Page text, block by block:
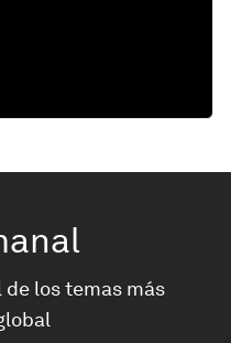
los temas más